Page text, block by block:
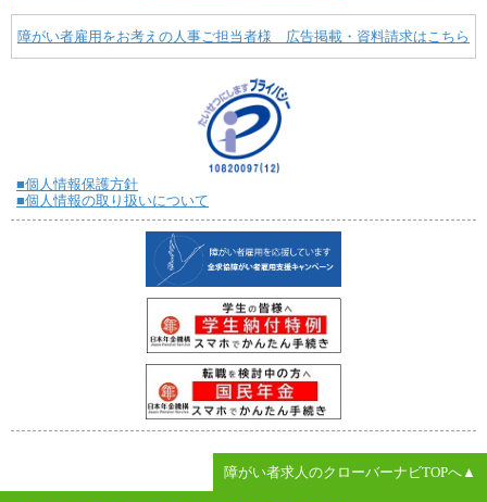
障がい者雇用をお考えの人事ご担当者様 広告掲載・資料請求はこちら
■個人情報保護方針
■個人情報の取り扱いについて
障がい者求人のクローバーナビTOPへ▲